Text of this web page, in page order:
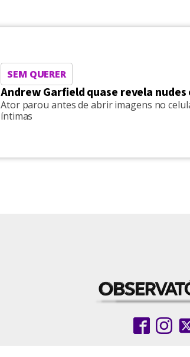
SEM QUERER
Andrew Garfield quase revela
Ator parou antes de abrir imagens no
íntimas